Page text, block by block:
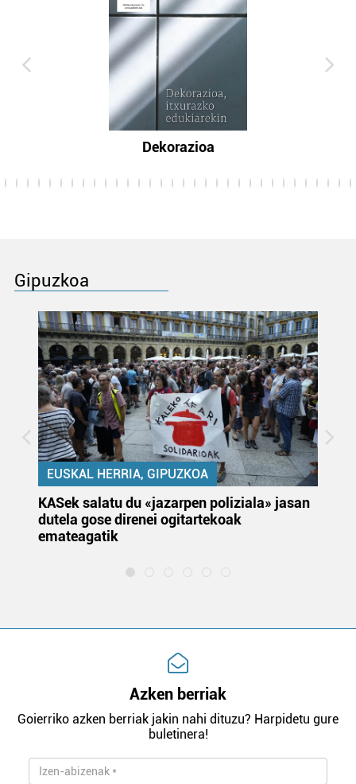
Dekorazioa
Gipuzkoa
EUSKAL HERRIA, GIPUZKOA
KASek salatu du «jazarpen poliziala» jasan
dutela gose direnei ogitartekoak
emateagatik
Azken berriak
Goierriko azken berriak jakin nahi dituzu? Harpidetu gure
buletinera!